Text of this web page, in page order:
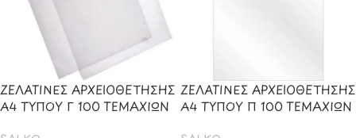
ΖΕΛΑΤΙΝΕΣ ΑΡΧΕΙΟΘΕΤΗΣΗΣ
Α4 ΤΥΠΟΥ Γ 100 ΤΕΜΑΧΙΩΝ
ΖΕΛΑΤΙΝΕΣ ΑΡΧΕΙΟΘΕΤΗΣΗΣ
Α4 ΤΥΠΟΥ Π 100 ΤΕΜΑΧΙΩΝ